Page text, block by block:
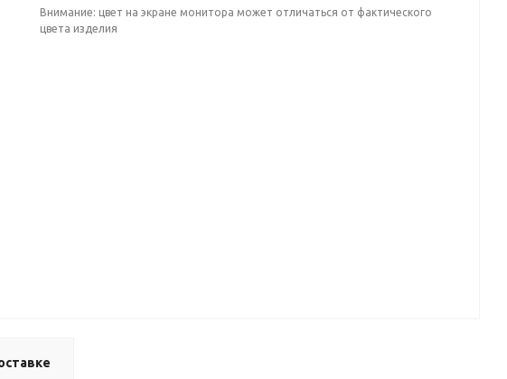
Внимание: цвет на экране монитора может отличаться от фактического
цвета изделия